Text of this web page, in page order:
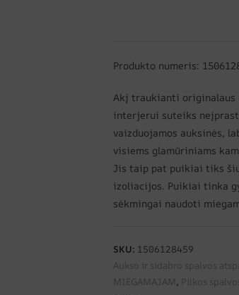
Produkto numeris:
Akį traukianti originalaus
interjerui suteiks
vaizduojamos auksinės,
visiems glamūriniams
Jis taip pat puikiai tiks
izoliacijos. Puikiai tinka
sėkmingai naudoti
SKU: 1506128459
Aukso ir sidabro spalvos
MIEGAMAJAM, Pilkos